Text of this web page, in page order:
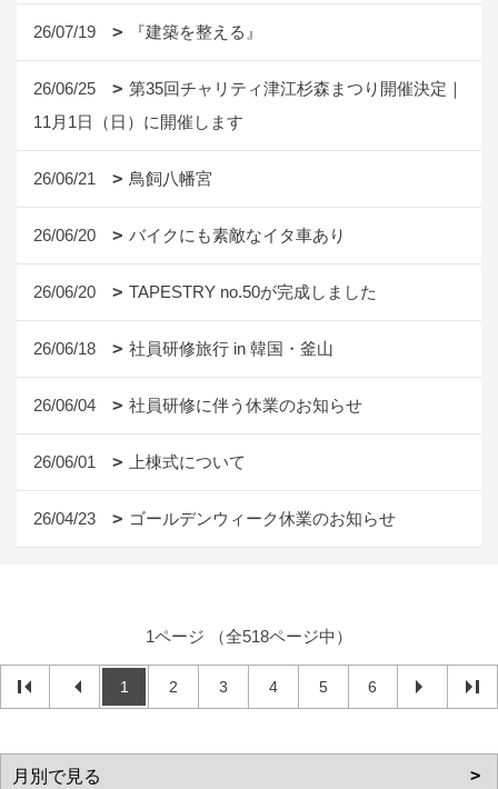
26/07/19 『建築を整える』
26/06/25
第35回チャリティ津江杉森まつり開催決定｜
11月1日（日）に開催します
26/06/21 鳥飼八幡宮
26/06/20 バイクにも素敵なイタ車あり
26/06/20 TAPESTRY no.50が完成しました
26/06/18 社員研修旅行 in 韓国・釜山
26/06/04 社員研修に伴う休業のお知らせ
26/06/01 上棟式について
26/04/23 ゴールデンウィーク休業のお知らせ
1ページ （全518ページ中）
1 2 3 4 5 6